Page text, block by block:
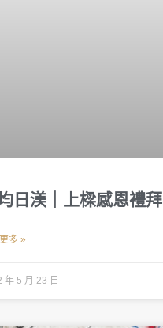
日渼｜上樑感恩禮拜
多 »
年 5 月 23 日